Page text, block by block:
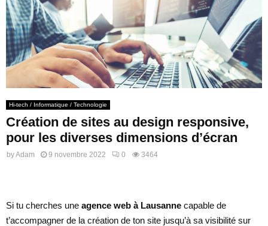
Hi-tech / Informatique / Technologie
Création de sites au design responsive,
pour les diverses dimensions d’écran
byAdam 9 novembre 2022 0 3464
Si tu cherches une agence web à Lausanne capable de
t’accompagner de la création de ton site jusqu’à sa visibilité sur